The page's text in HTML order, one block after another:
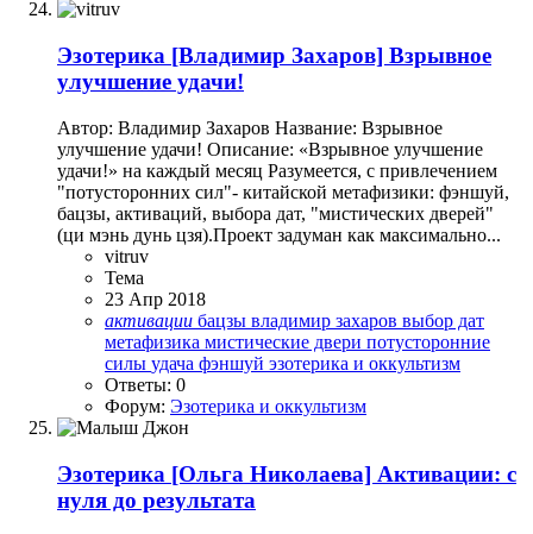
Эзотерика [Владимир Захаров] Взрывное
улучшение удачи!
Автор: Владимир Захаров Название: Взрывное
улучшение удачи! Описание: «Взрывное улучшение
удачи!» на каждый месяц Разумеется, с привлечением
"потусторонних сил"- китайской метафизики: фэншуй,
бацзы, активаций, выбора дат, "мистических дверей"
(ци мэнь дунь цзя).Проект задуман как максимально...
vitruv
Тема
23 Апр 2018
активации бацзы владимир захаров выбор дат
метафизика мистические двери потусторонние
силы удача фэншуй эзотерика и оккультизм
Ответы: 0
Форум: Эзотерика и оккультизм
Эзотерика [Ольга Николаева] Активации: с
нуля до результата